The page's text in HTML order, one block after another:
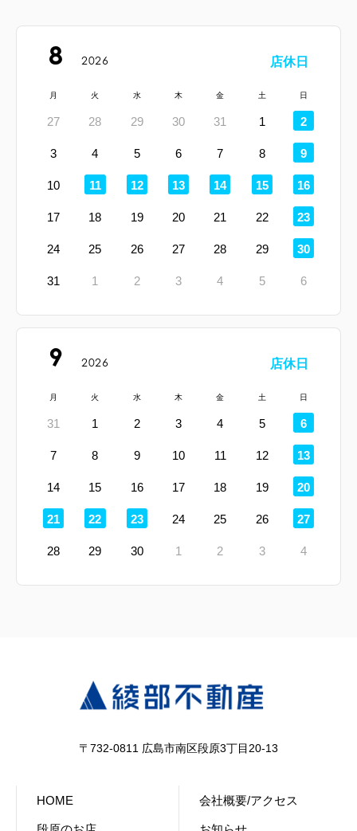
8 2026 店休日
月 火 水 木 金 土 日
27 28 29 30 31 1 2
定
休
日
3 4 5 6 7 8 9
定
休
日
10 11
定
休
日
12
定
休
日
13
定
休
日
14
定
休
日
15
定
休
日
16
定
休
日
17 18 19 20 21 22 23
定
休
日
24 25 26 27 28 29 30
定
休
日
31 1 2 3 4 5 6
9 2026 店休日
月 火 水 木 金 土 日
31 1 2 3 4 5 6
定
休
日
7 8 9 10 11 12 13
定
休
日
14 15 16 17 18 19 20
定
休
日
21
定
休
日
22
定
休
日
23
定
休
日
24 25 26 27
定
休
日
28 29 30 1 2 3 4
〒732-0811 広島市南区段原3丁目20-13
HOME 会社概要/アクセス